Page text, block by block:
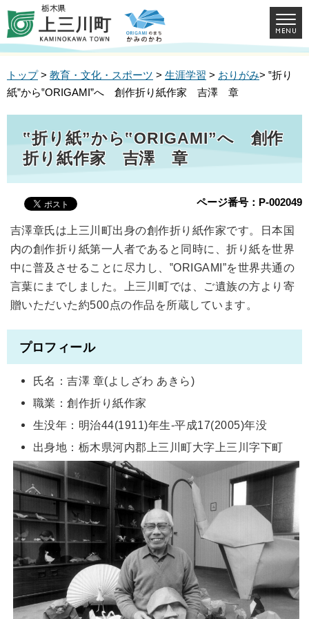
トップ> 教育・文化・スポーツ > 生涯学習 > おりがみ> ‟折り
紙”から‟ORIGAMI”へ 創作折り紙作家 吉澤 章
‟折り紙”から‟ORIGAMI”へ 創作
折り紙作家 吉澤 章
ページ番号：P-002049
吉澤章氏は上三川町出身の創作折り紙作家です。日本国
内の創作折り紙第一人者であると同時に、折り紙を世界
中に普及させることに尽力し、‟ORIGAMI”を世界共通の
言葉にまでしました。上三川町では、ご遺族の方より寄
贈いただいた約500点の作品を所蔵しています。
プロフィール
氏名：吉澤 章(よしざわ あきら)
職業：創作折り紙作家
生没年：明治44(1911)年生-平成17(2005)年没
出身地：栃木県河内郡上三川町大字上三川字下町